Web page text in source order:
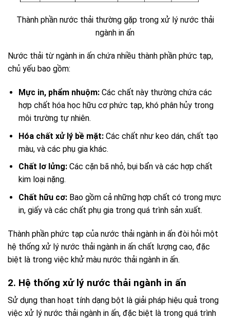
Thành phần nước thải thường gặp trong xử lý nước thải
ngành in ấn
Nước thải từ ngành in ấn chứa nhiều thành phần phức tạp,
chủ yếu bao gồm:
Mực in, phẩm nhuộm:Các chất này thường chứa các
hợp chất hóa học hữu cơ phức tạp, khó phân hủy trong
môi trường tự nhiên.
Hóa chất xử lý bề mặt:Các chất như keo dán, chất tạo
màu, và các phụ gia khác.
Chất lơ lửng:Các cặn bã nhỏ, bụi bẩn và các hợp chất
kim loại nặng.
Chất hữu cơ:Bao gồm cả những hợp chất có trong mực
in, giấy và các chất phụ gia trong quá trình sản xuất.
Thành phần phức tạp của nước thải ngành in ấn đòi hỏi một
hệ thống xử lý nước thải ngành in ấn chất lượng cao, đặc
biệt là trong việc khử màu nước thải ngành in ấn.
2. Hệ thống xử lý nước thải ngành in ấn
Sử dụng than hoạt tính dạng bột là giải pháp hiệu quả trong
việc xử lý nước thải ngành in ấn, đặc biệt là trong quá trình